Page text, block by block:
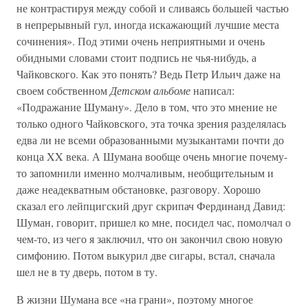
не контрастируя между собой и сливаясь большей частью
в непрерывный гул, иногда искажающий лучшие места
сочинения». Под этими очень неприятными и очень
обидными словами стоит подпись не чья-нибудь, а
Чайковского. Как это понять? Ведь Петр Ильич даже на
своем собственномДетском альбоменаписал:
«Подражание Шуману». Дело в том, что это мнение не
только одного Чайковского, эта точка зрения разделялась
едва ли не всеми образованными музыкантами почти до
конца XX века. А Шумана вообще очень многие почему-
то запомнили именно молчаливым, необщительным и
даже неадекватным обстановке, разговору. Хорошо
сказал его лейпцигский друг скрипач Фердинанд Давид:
Шуман, говорит, пришел ко мне, посидел час, помолчал о
чем-то, из чего я заключил, что он закончил свою новую
симфонию. Потом выкурил две сигары, встал, сначала
шел не в ту дверь, потом в ту.
В жизни Шумана все «на грани», поэтому многое